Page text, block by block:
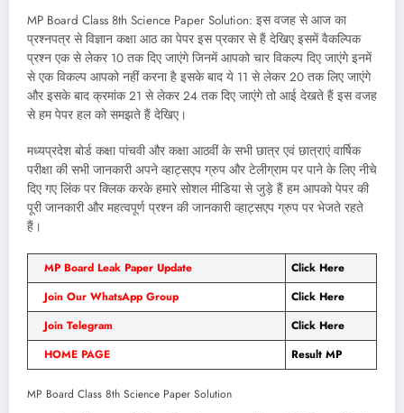
MP Board Class 8th Science Paper Solution: इस वजह से आज का
प्रश्नपत्र से विज्ञान कक्षा आठ का पेपर इस प्रकार से हैं देखिए इसमें वैकल्पिक
प्रश्न एक से लेकर 10 तक दिए जाएंगे जिनमें आपको चार विकल्प दिए जाएंगे इनमें
से एक विकल्प आपको नहीं करना है इसके बाद ये 11 से लेकर 20 तक लिए जाएंगे
और इसके बाद क्रमांक 21 से लेकर 24 तक दिए जाएंगे तो आई देखते हैं इस वजह
से हम पेपर हल को समझते हैं देखिए।
मध्यप्रदेश बोर्ड कक्षा पांचवी और कक्षा आठवीं के सभी छात्र एवं छात्राएं वार्षिक
परीक्षा की सभी जानकारी अपने व्हाट्सएप ग्रुप और टेलीग्राम पर पाने के लिए नीचे
दिए गए लिंक पर क्लिक करके हमारे सोशल मीडिया से जुड़े हैं हम आपको पेपर की
पूरी जानकारी और महत्वपूर्ण प्रश्न की जानकारी व्हाट्सएप ग्रुप पर भेजते रहते
हैं।
MP Board Leak Paper Update
Click Here
Join Our WhatsApp Group
Click Here
Join Telegram
Click Here
HOME PAGE
Result MP
MP Board Class 8th Science Paper Solution